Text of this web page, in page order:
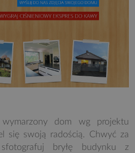
wymarzony dom wg projektu
się swoją radością. Chwyć za
bryłę budynku z